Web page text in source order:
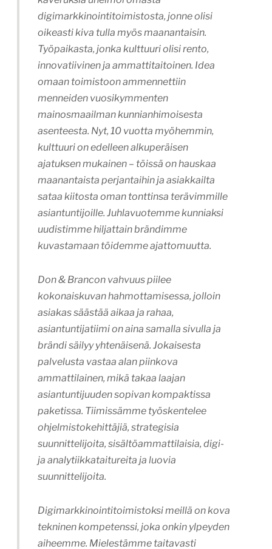
digimarkkinointitoimistosta, jonne olisi
oikeasti kiva tulla myös maanantaisin.
Työpaikasta, jonka kulttuuri olisi rento,
innovatiivinen ja ammattitaitoinen. Idea
omaan toimistoon ammennettiin
menneiden vuosikymmenten
mainosmaailman kunnianhimoisesta
asenteesta. Nyt, 10 vuotta myöhemmin,
kulttuuri on edelleen alkuperäisen
ajatuksen mukainen – töissä on hauskaa
maanantaista perjantaihin ja asiakkailta
sataa kiitosta oman tonttinsa terävimmille
asiantuntijoille. Juhlavuotemme kunniaksi
uudistimme hiljattain brändimme
kuvastamaan töidemme ajattomuutta.
Don & Brancon vahvuus piilee
kokonaiskuvan hahmottamisessa, jolloin
asiakas säästää aikaa ja rahaa,
asiantuntijatiimi on aina samalla sivulla ja
brändi säilyy yhtenäisenä. Jokaisesta
palvelusta vastaa alan piinkova
ammattilainen, mikä takaa laajan
asiantuntijuuden sopivan kompaktissa
paketissa. Tiimissämme työskentelee
ohjelmistokehittäjiä, strategisia
suunnittelijoita, sisältöammattilaisia, digi-
ja analytiikkataitureita ja luovia
suunnittelijoita.
Digimarkkinointitoimistoksi meillä on kova
tekninen kompetenssi, joka onkin ylpeyden
aiheemme. Mielestämme taitavasti